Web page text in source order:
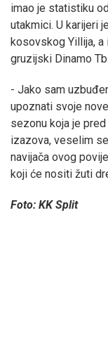
imao je statistiku
utakmici. U karijeri
kosovskog Yillija, a
gruzijski Dinamo
- Jako sam
upoznati svoje
sezonu koja je
izazova, veselim
navijača ovog
koji će nositi žuti
Foto: KK Split